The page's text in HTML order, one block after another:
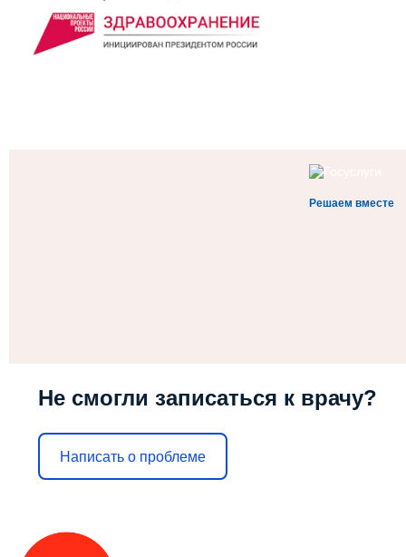
Решаем вместе
Не смогли записаться к врачу?
Написать о проблеме